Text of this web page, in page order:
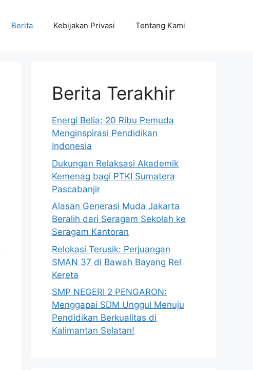
Berita Kebijakan Privasi Tentang Kami
Berita Terakhir
Energi Belia: 20 Ribu Pemuda
Menginspirasi Pendidikan
Indonesia
Dukungan Relaksasi Akademik
Kemenag bagi PTKI Sumatera
Pascabanjir
Alasan Generasi Muda Jakarta
Beralih dari Seragam Sekolah ke
Seragam Kantoran
Relokasi Terusik: Perjuangan
SMAN 37 di Bawah Bayang Rel
Kereta
SMP NEGERI 2 PENGARON:
Menggapai SDM Unggul Menuju
Pendidikan Berkualitas di
Kalimantan Selatan!